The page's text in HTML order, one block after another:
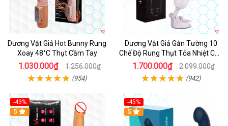
Dương Vật Giả Hot Bunny Rung
Xoay 48°C Thụt Cầm Tay
1.030.000₫ 1.256.000₫
(954)
Dương Vật Giả Gắn Tường 10
Chế Độ Rung Thụt Tỏa Nhiệt Cao
Cấp
1.700.000₫ 2.099.000₫
(942)
-43%
5
-45%
Hot
5